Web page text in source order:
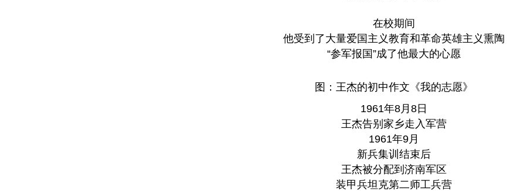
在校期间
他受到了大量爱国主义教育和革命英雄主义熏陶
“参军报国”成了他最大的心愿
图：王杰的初中作文《我的志愿》
1961年8月8日
王杰告别家乡走入军营
1961年9月
新兵集训结束后
王杰被分配到济南军区
装甲兵坦克第二师工兵营